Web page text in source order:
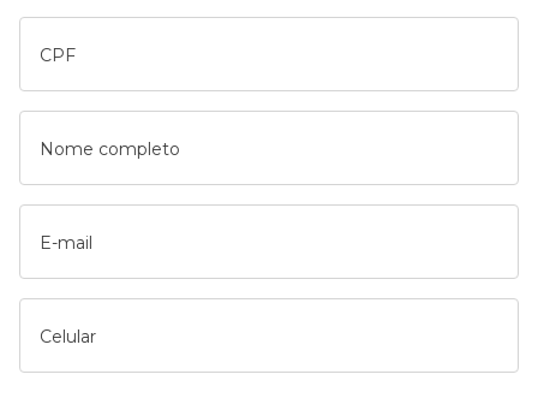
CPF
Nome completo
E-mail
Celular